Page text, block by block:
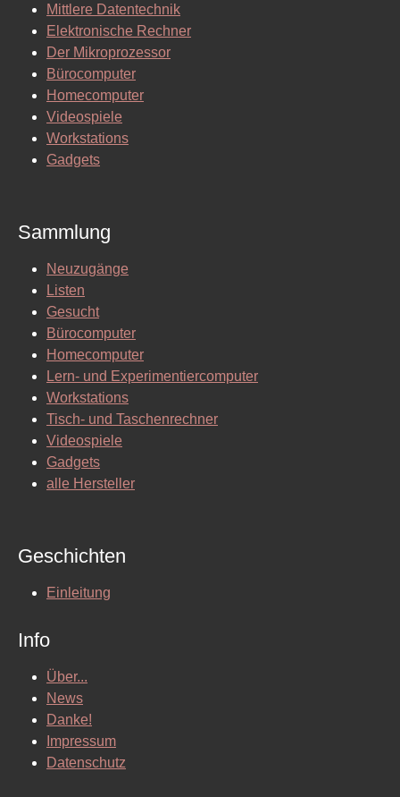
Mittlere Datentechnik
Elektronische Rechner
Der Mikroprozessor
Bürocomputer
Homecomputer
Videospiele
Workstations
Gadgets
Sammlung
Neuzugänge
Listen
Gesucht
Bürocomputer
Homecomputer
Lern- und Experimentiercomputer
Workstations
Tisch- und Taschenrechner
Videospiele
Gadgets
alle Hersteller
Geschichten
Einleitung
Info
Über...
News
Danke!
Impressum
Datenschutz